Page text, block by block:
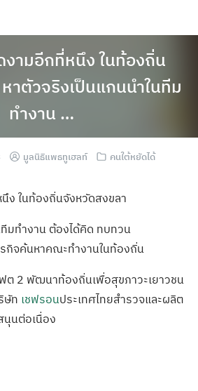
ามอีกที่หนึง ในท้องถิ่น
าตัวจริงเป็นแกนนำในทีม
ทำงาน …
มูลนิธิแพธทูเฮลท์ คนใต้หยัดได้
ง ในท้องถิ่นจังหวัดสงขลา
ทีมทำงาน ต้องได้คิด ทบทวน
กิจค้นหาคณะทำงานในท้องถิ่น
ฟต 2 พัฒนาท้องถิ่นเพื่อสุขภาวะเยาวชน
ษัท เชฟรอนประเทศไทยสำรวจและผลิต
นุนต่อเนื่อง